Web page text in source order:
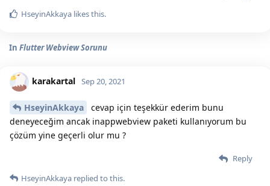
HseyinAkkaya likes this.
In Flutter Webview Sorunu
karakartal Sep 20, 2021
HseyinAkkaya
cevap için teşekkür ederim bunu
deneyeceğim ancak inappwebview paketi kullanıyorum bu
çözüm yine geçerli olur mu ?
Reply
HseyinAkkaya replied to this.